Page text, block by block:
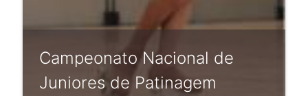
Campeonato Nacional de
Juniores de Patinagem